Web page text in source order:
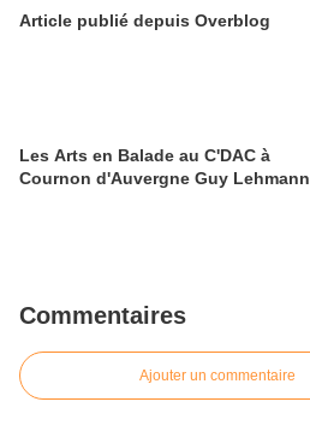
Article publié depuis Overblog
Les Arts en Balade au C'DAC à
Cournon d'Auvergne Guy Lehmann
Commentaires
Ajouter un commentaire